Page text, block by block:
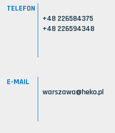
TELEFON
+48 226584375
+48 226594348
E-MAIL
warszawa@heko.pl